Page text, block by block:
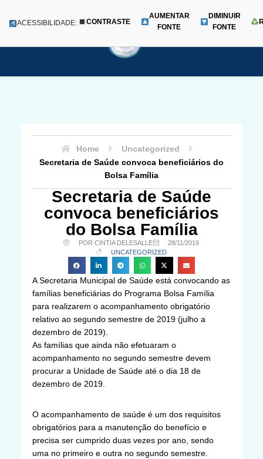
para
Menu
ACESSIBILIDADE: CONTRASTE
AUMENTAR
FONTE
DIMINUIR
FONTE
Home
Uncategorized
Secretaria de Saúde convoca beneficiários do
Bolsa Família
Secretaria de Saúde
convoca beneficiários
do Bolsa Família
POR CINTIA DELESALLE
28/11/2019
UNCATEGORIZED
A Secretaria Municipal de Saúde está convocando as
famílias beneficiárias do Programa Bolsa Família
para realizarem o acompanhamento obrigatório
relativo ao segundo semestre de 2019 (julho a
dezembro de 2019).
As famílias que ainda não efetuaram o
acompanhamento no segundo semestre devem
procurar a Unidade de Saúde até o dia 18 de
dezembro de 2019.
O acompanhamento de saúde é um dos requisitos
obrigatórios para a manutenção do benefício e
precisa ser cumprido duas vezes por ano, sendo
uma no primeiro e outra no segundo semestre.